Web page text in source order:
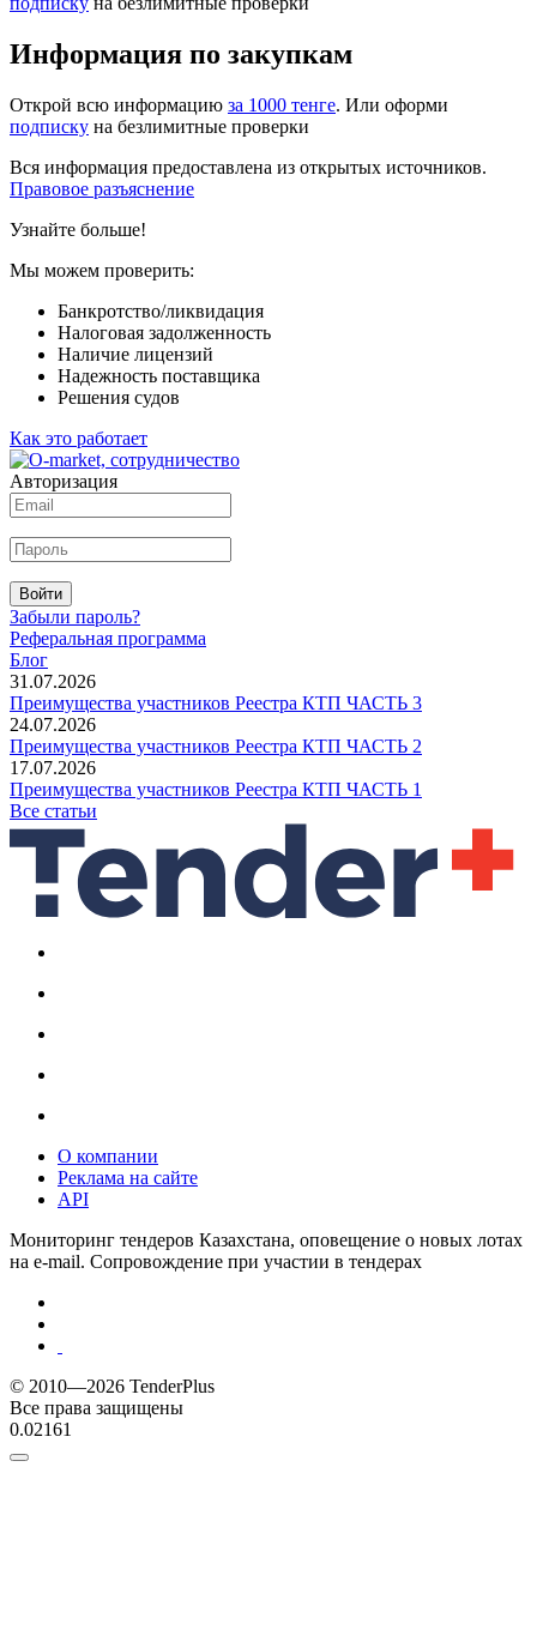
Информация по закупкам
Открой всю информацию за 1000 тенге. Или оформи
подписку на безлимитные проверки
Вся информация предоставлена из открытых источников.
Правовое разъяснение
Узнайте больше!
Мы можем проверить:
Банкротство/ликвидация
Налоговая задолженность
Наличие лицензий
Надежность поставщика
Решения судов
Как это работает
Авторизация
Войти
Забыли пароль?
Реферальная программа
Блог
31.07.2026
Преимущества участников Реестра КТП ЧАСТЬ 3
24.07.2026
Преимущества участников Реестра КТП ЧАСТЬ 2
17.07.2026
Преимущества участников Реестра КТП ЧАСТЬ 1
Все статьи
О компании
Реклама на сайте
API
Мониторинг тендеров Казахстана, оповещение о новых лотах
на e-mail. Сопровождение при участии в тендерах
© 2010—2026 TenderPlus
Все права защищены
0.02161